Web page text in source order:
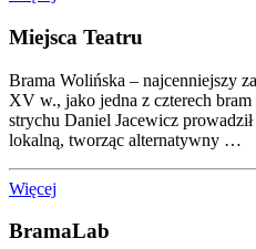
Miejsca Teatru
Brama Wolińska – najcenniejszy
XV w., jako jedna z czterech bram
strychu Daniel Jacewicz prowadził
lokalną, tworząc alternatywny …
Więcej
BramaLab